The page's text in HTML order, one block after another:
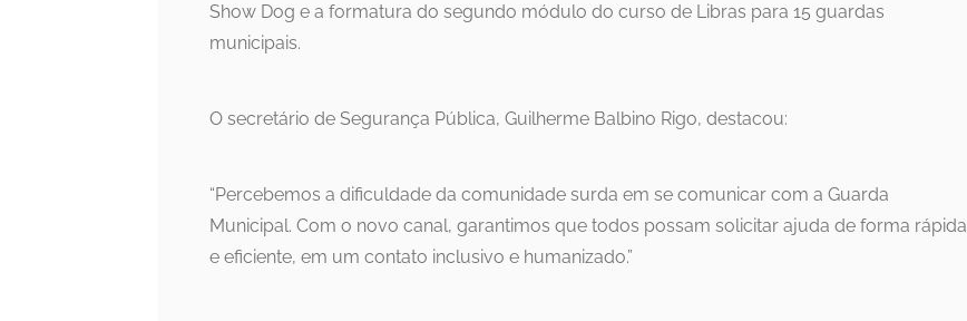
Show Dog e a formatura do segundo módulo do curso de Libras para 15 guardas
municipais.
O secretário de Segurança Pública, Guilherme Balbino Rigo, destacou:
“Percebemos a dificuldade da comunidade surda em se comunicar com a Guarda
Municipal. Com o novo canal, garantimos que todos possam solicitar ajuda de forma rápida
e eficiente, em um contato inclusivo e humanizado.”